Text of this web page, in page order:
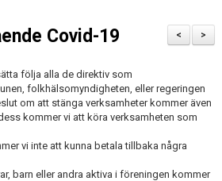
>
<
Covid-19
följa alla de direktiv som
folkhälsomyndigheten, eller regeringen
om att stänga verksamheter kommer även
kommer vi att köra verksamheten som
vi inte att kunna betala tillbaka några
barn eller andra aktiva i föreningen kommer